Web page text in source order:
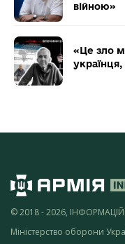
війною»
«Це зло
© 2018 - 2026,
Міністерство оборони